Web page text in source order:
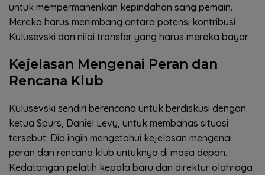
untuk mempermanenkan kepindahan sang pemain.
Mereka harus menimbang antara potensi kontribusi
Kulusevski dan nilai transfer yang harus mereka bayar.
Kejelasan Mengenai Peran dan
Rencana Klub
Kulusevski sendiri berencana untuk berdiskusi dengan
ketua Spurs, Daniel Levy, untuk membahas situasi
tersebut. Dia ingin mengetahui kejelasan mengenai
peran dan rencana klub untuknya di masa depan.
Kedatangan pelatih kepala baru dan direktur olahraga